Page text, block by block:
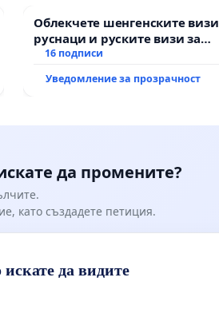
Облекчете шенгенските визи
руснаци и руските визи за
българи
16 подписи
Уведомление за прозрачност
да промените?
като създадете петиция.
да видите